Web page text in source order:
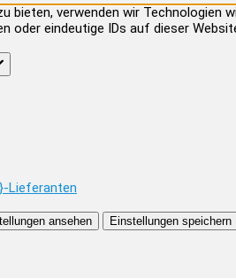
bieten, verwenden wir
oder eindeutige IDs auf dieser
Lieferanten
ansehen Einstellungen speichern